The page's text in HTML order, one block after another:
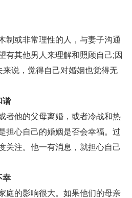
合 梦见 抽签算命
气质 美妆 情感挽回
避孕 挽回男友 孕妇食谱
复 孕早期 感情挽回
情感语录
或非常理性的人，与妻子沟通
有其他男人来理解和照顾自己;因
来说，觉得自己对婚姻也觉得无
他的父母离婚，或者冷战和热
担心自己的婚姻是否会幸福。过
关注。他一有消息，就担心自己
的影响很大。如果他们的母亲